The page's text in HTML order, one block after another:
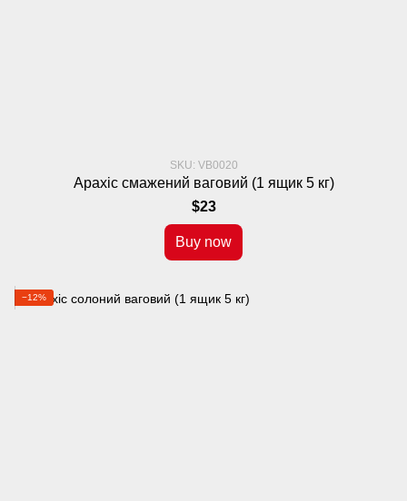
SKU: VB0020
Арахіс смажений ваговий (1 ящик 5 кг)
$23
Buy now
−12%